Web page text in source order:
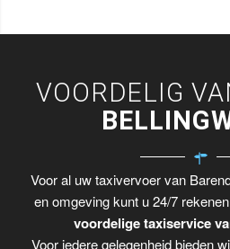
VOORDELIG
Voor al uw taxivervoer van
en omgeving kunt u 24/7
voordelige taxiservice
Voor iedere gelegenheid bieden